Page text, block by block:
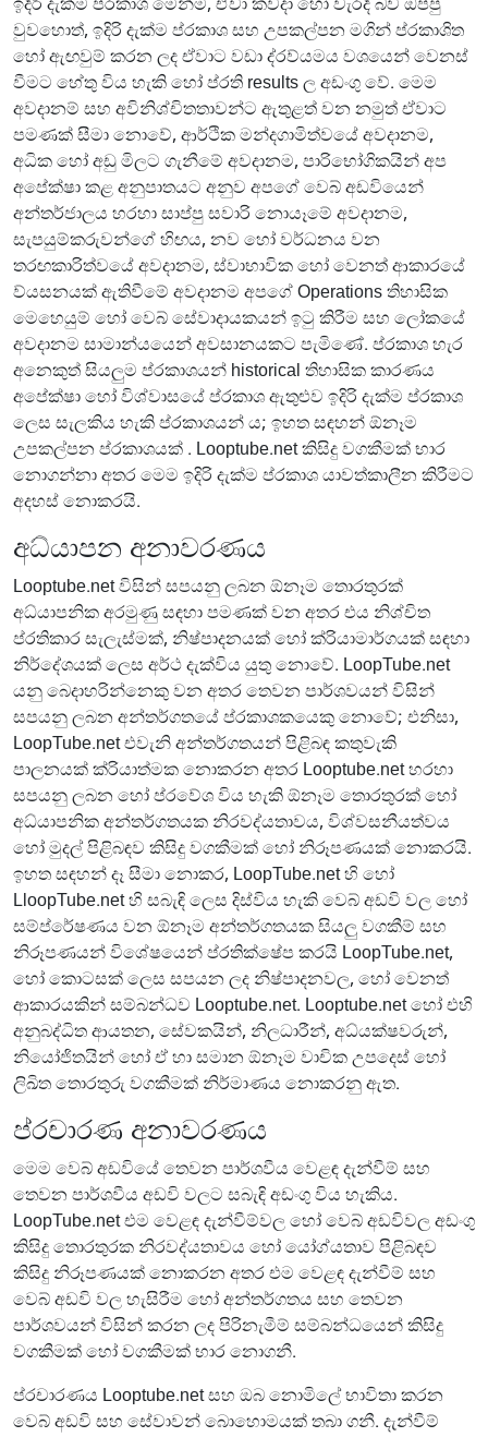
ඉදිරි දැක්ම ප්රකාශ මෙන්ම, ඒවා කවදා හෝ වැරදි බව ඔප්පු
වුවහොත්, ඉදිරි දැක්ම ප්රකාශ සහ උපකල්පන මගින් ප්රකාශිත
හෝ ඇඟවුම් කරන ලද ඒවාට වඩා ද්රව්යමය වශයෙන් වෙනස්
වීමට හේතු විය හැකි හෝ ප්රති results ල අඩංගු වේ. මෙම
අවදානම් සහ අවිනිශ්චිතතාවන්ට ඇතුළත් වන නමුත් ඒවාට
පමණක් සීමා නොවේ, ආර්ථික මන්දගාමිත්වයේ අවදානම,
අධික හෝ අඩු මිලට ගැනීමේ අවදානම, පාරිභෝගිකයින් අප
අපේක්ෂා කළ අනුපාතයට අනුව අපගේ වෙබ් අඩවියෙන්
අන්තර්ජාලය හරහා සාප්පු සවාරි නොයෑමේ අවදානම,
සැපයුම්කරුවන්ගේ හිඟය, නව හෝ වර්ධනය වන
තරඟකාරිත්වයේ අවදානම, ස්වාභාවික හෝ වෙනත් ආකාරයේ
ව්යසනයක් ඇතිවීමේ අවදානම අපගේ Operations තිහාසික
මෙහෙයුම් හෝ වෙබ් සේවාදායකයන් ඉටු කිරීම සහ ලෝකයේ
අවදානම සාමාන්යයෙන් අවසානයකට පැමිණේ. ප්රකාශ හැර
අනෙකුත් සියලුම ප්රකාශයන් historical තිහාසික කාරණය
අපේක්ෂා හෝ විශ්වාසයේ ප්රකාශ ඇතුළුව ඉදිරි දැක්ම ප්රකාශ
ලෙස සැලකිය හැකි ප්රකාශයන් ය; ඉහත සඳහන් ඕනෑම
උපකල්පන ප්රකාශයක් . Looptube.net කිසිදු වගකීමක් භාර
නොගන්නා අතර මෙම ඉදිරි දැක්ම ප්රකාශ යාවත්කාලීන කිරීමට
අදහස් නොකරයි.
අධ්යාපන අනාවරණය
Looptube.net විසින් සපයනු ලබන ඕනෑම තොරතුරක්
අධ්යාපනික අරමුණු සඳහා පමණක් වන අතර එය නිශ්චිත
ප්රතිකාර සැලැස්මක්, නිෂ්පාදනයක් හෝ ක්රියාමාර්ගයක් සඳහා
නිර්දේශයක් ලෙස අර්ථ දැක්විය යුතු නොවේ. LoopTube.net
යනු බෙදාහරින්නෙකු වන අතර තෙවන පාර්ශවයන් විසින්
සපයනු ලබන අන්තර්ගතයේ ප්රකාශකයෙකු නොවේ; එනිසා,
LoopTube.net එවැනි අන්තර්ගතයන් පිළිබඳ කතුවැකි
පාලනයක් ක්රියාත්මක නොකරන අතර Looptube.net හරහා
සපයනු ලබන හෝ ප්රවේශ විය හැකි ඕනෑම තොරතුරක් හෝ
අධ්යාපනික අන්තර්ගතයක නිරවද්යතාවය, විශ්වසනීයත්වය
හෝ මුදල් පිළිබඳව කිසිදු වගකීමක් හෝ නිරූපණයක් නොකරයි.
ඉහත සඳහන් දෑ සීමා නොකර, LoopTube.net හි හෝ
LloopTube.net හි සබැඳි ලෙස දිස්විය හැකි වෙබ් අඩවි වල හෝ
සම්ප්රේෂණය වන ඕනෑම අන්තර්ගතයක සියලු වගකීම් සහ
නිරූපණයන් විශේෂයෙන් ප්රතික්ෂේප කරයි LoopTube.net,
හෝ කොටසක් ලෙස සපයන ලද නිෂ්පාදනවල, හෝ වෙනත්
ආකාරයකින් සම්බන්ධව Looptube.net. Looptube.net හෝ එහි
අනුබද්ධිත ආයතන, සේවකයින්, නිලධාරීන්, අධ්යක්ෂවරුන්,
නියෝජිතයින් හෝ ඒ හා සමාන ඕනෑම වාචික උපදෙස් හෝ
ලිඛිත තොරතුරු වගකීමක් නිර්මාණය නොකරනු ඇත.
ප්රචාරණ අනාවරණය
මෙම වෙබ් අඩවියේ තෙවන පාර්ශවීය වෙළඳ දැන්වීම් සහ
තෙවන පාර්ශවීය අඩවි වලට සබැඳි අඩංගු විය හැකිය.
LoopTube.net එම වෙළඳ දැන්වීම්වල හෝ වෙබ් අඩවිවල අඩංගු
කිසිදු තොරතුරක නිරවද්යතාවය හෝ යෝග්යතාව පිළිබඳව
කිසිදු නිරූපණයක් නොකරන අතර එම වෙළඳ දැන්වීම් සහ
වෙබ් අඩවි වල හැසිරීම හෝ අන්තර්ගතය සහ තෙවන
පාර්ශවයන් විසින් කරන ලද පිරිනැමීම් සම්බන්ධයෙන් කිසිදු
වගකීමක් හෝ වගකීමක් භාර නොගනී.
ප්රචාරණය Looptube.net සහ ඔබ නොමිලේ භාවිතා කරන
වෙබ් අඩවි සහ සේවාවන් බොහොමයක් තබා ගනී. දැන්වීම්